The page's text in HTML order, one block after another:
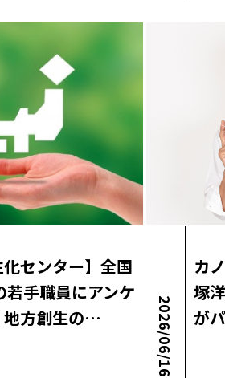
化センター】全国
若手職員にアンケ
地方創生の…
2026/06/16
カ
塚
が